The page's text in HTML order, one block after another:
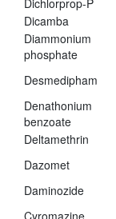
Dichlorprop-P
Dicamba
Diammonium
phosphate
Desmedipham
Denathonium
benzoate
Deltamethrin
Dazomet
Daminozide